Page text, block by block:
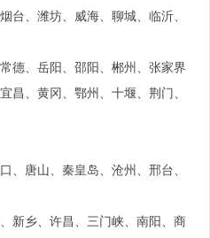
台、潍坊、威海、聊城、临沂、
德、岳阳、邵阳、郴州、张家界
昌、黄冈、鄂州、十堰、荆门、
、唐山、秦皇岛、沧州、邢台、
新乡、许昌、三门峡、南阳、商